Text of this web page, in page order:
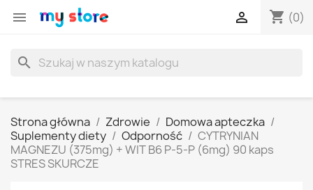
 shopping_cart (0)

search
Strona główna Zdrowie
Domowa apteczka
Suplementy diety
Odporność
CYTRYNIAN
MAGNEZU (375mg) + WIT B6 P-5-P (6mg) 90 kaps
STRES SKURCZE